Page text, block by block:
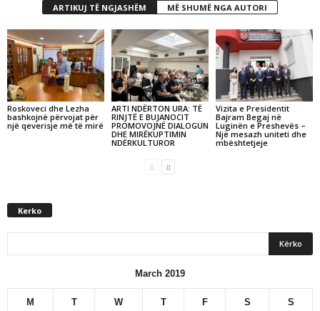
ARTIKUJ TË NGJASHËM MË SHUMË NGA AUTORI
Roskoveci dhe Lezha
bashkojnë përvojat për
një qeverisje më të mirë
ARTI NDËRTON URA: TË
RINJTË E BUJANOCIT
PROMOVOJNË DIALOGUN
DHE MIRËKUPTIMIN
NDËRKULTUROR
Vizita e Presidentit
Bajram Begaj në
Luginën e Preshevës –
Një mesazh uniteti dhe
mbështetjeje
Kerko
March 2019
M T W T F S S